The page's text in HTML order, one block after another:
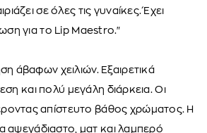
σε όλες τις γυναίκες. Έχει
για το Lip Maestro."
άβαφων χειλιών. Εξαιρετικά
και πολύ μεγάλη διάρκεια. Οι
απίστευτο βάθος χρώματος. Η
αψεγάδιαστο, ματ και λαμπερό